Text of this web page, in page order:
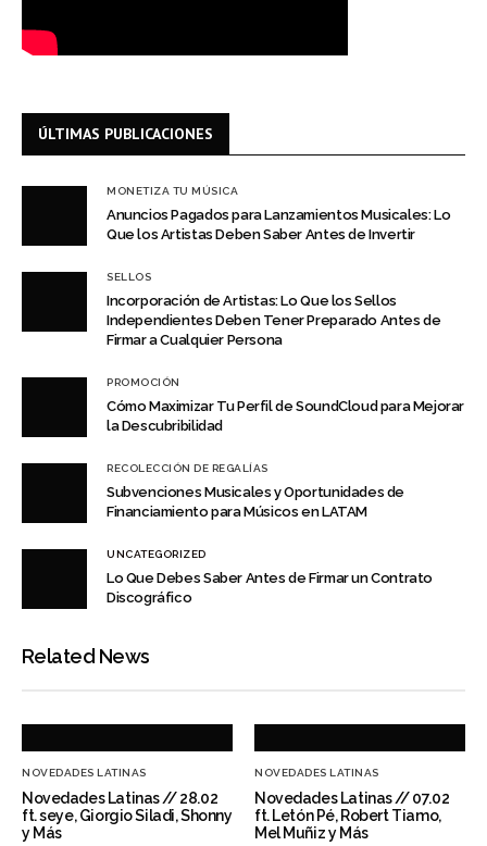
ÚLTIMAS PUBLICACIONES
MONETIZA TU MÚSICA
Anuncios Pagados para Lanzamientos Musicales: Lo
Que los Artistas Deben Saber Antes de Invertir
SELLOS
Incorporación de Artistas: Lo Que los Sellos
Independientes Deben Tener Preparado Antes de
Firmar a Cualquier Persona
PROMOCIÓN
Cómo Maximizar Tu Perfil de SoundCloud para Mejorar
la Descubribilidad
RECOLECCIÓN DE REGALÍAS
Subvenciones Musicales y Oportunidades de
Financiamiento para Músicos en LATAM
UNCATEGORIZED
Lo Que Debes Saber Antes de Firmar un Contrato
Discográfico
Related News
NOVEDADES LATINAS
Novedades Latinas // 28.02
ft. seye, Giorgio Siladi, Shonny
y Más
NOVEDADES LATINAS
Novedades Latinas // 07.02
ft. Letón Pé, Robert Tiamo,
Mel Muñiz y Más